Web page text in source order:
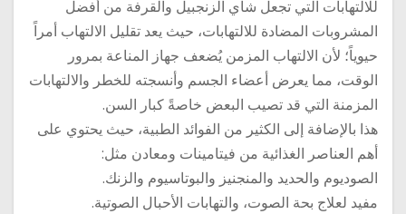
للالتهابات التي تجعل شاي الزنجبيل والقرفة من أفضل
المشروبات المضادة للالتهابات، حيث يعد تقليل الالتهاب أمراً
حيوياً؛ لأن الالتهاب المزمن يُضعف جهاز المناعة بمرور
الوقت، مما يعرض أعضاء الجسم وأنسجته للخطر والالتهابات
المزمنة التي قد تصيب البعض خاصةً كبار السن.
هذا بالإضافة إلى الكثير من الفوائد الطبية، حيث يحتوي على
أهم العناصر الغذائية من فيتامينات ومعادن مثل:
الصوديوم والحديد والمنجنيز والبوتاسيوم والزنك.
مفيد لعلاج بحة الصوت، والتهابات الأحبال الصوتية.